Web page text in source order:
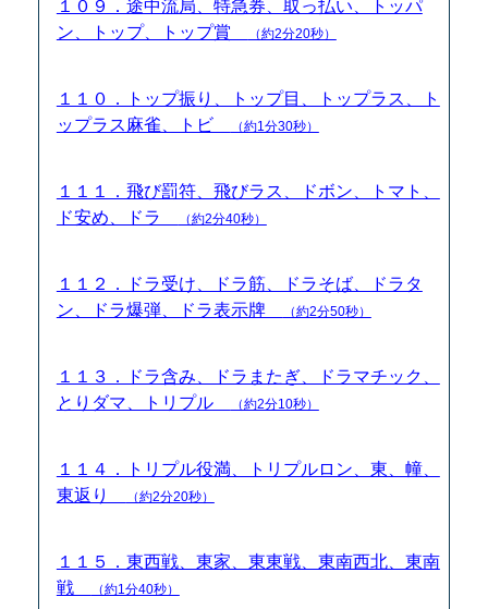
１０９．途中流局、特急券、取っ払い、トッパ
ン、トップ、トップ賞
（約2分20秒）
１１０．トップ振り、トップ目、トップラス、ト
ップラス麻雀、トビ
（約1分30秒）
１１１．飛び罰符、飛びラス、ドボン、トマト、
ド安め、ドラ
（約2分40秒）
１１２．ドラ受け、ドラ筋、ドラそば、ドラタ
ン、ドラ爆弾、ドラ表示牌
（約2分50秒）
１１３．ドラ含み、ドラまたぎ、ドラマチック、
とりダマ、トリプル
（約2分10秒）
１１４．トリプル役満、トリプルロン、東、幢、
東返り
（約2分20秒）
１１５．東西戦、東家、東東戦、東南西北、東南
戦
（約1分40秒）